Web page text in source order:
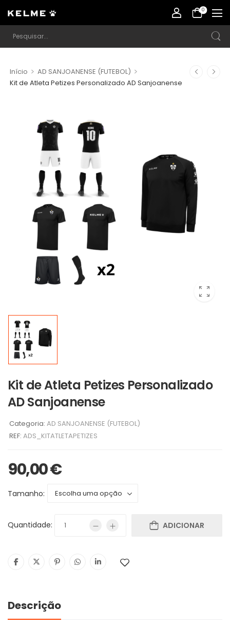
0
Início > AD SANJOANENSE (FUTEBOL) >
Kit de Atleta Petizes Personalizado AD Sanjoanense
Kit de Atleta Petizes Personalizado
AD Sanjoanense
Categoria: AD SANJOANENSE (FUTEBOL)
REF: ADS_KITATLETAPETIZES
90,00€
Tamanho:
Quantidade: ADICIONAR
Descrição